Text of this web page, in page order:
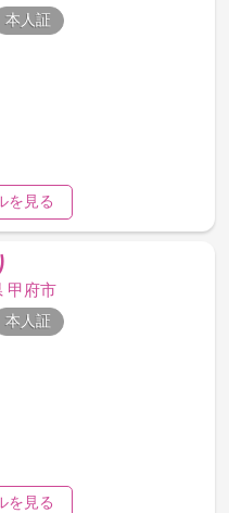
本人証
を見る
甲府市
本人証
を見る